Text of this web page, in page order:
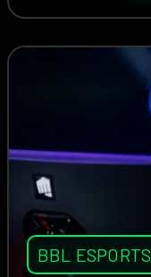
BBL ESPORTS